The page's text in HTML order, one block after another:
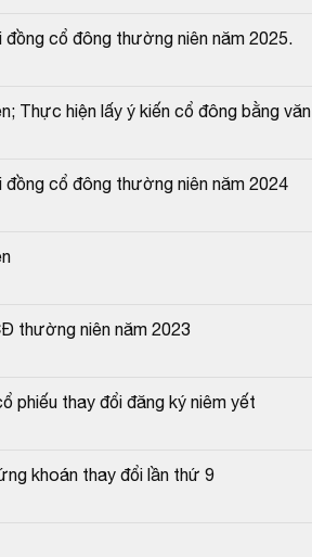
cổ đông thường niên năm 2025.
Thực hiện lấy ý kiến cổ đông bằng
cổ đông thường niên năm 2024
thường niên năm 2023
phiếu thay đổi đăng ký niêm yết
khoán thay đổi lần thứ 9